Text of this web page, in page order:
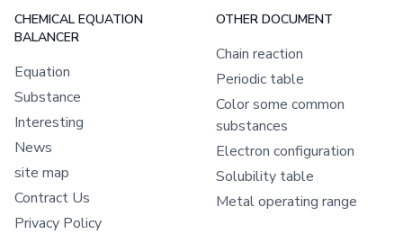
CHEMICAL EQUATION
BALANCER
Equation
Substance
Interesting
News
site map
Contract Us
Privacy Policy
OTHER DOCUMENT
Chain reaction
Periodic table
Color some common
substances
Electron configuration
Solubility table
Metal operating range